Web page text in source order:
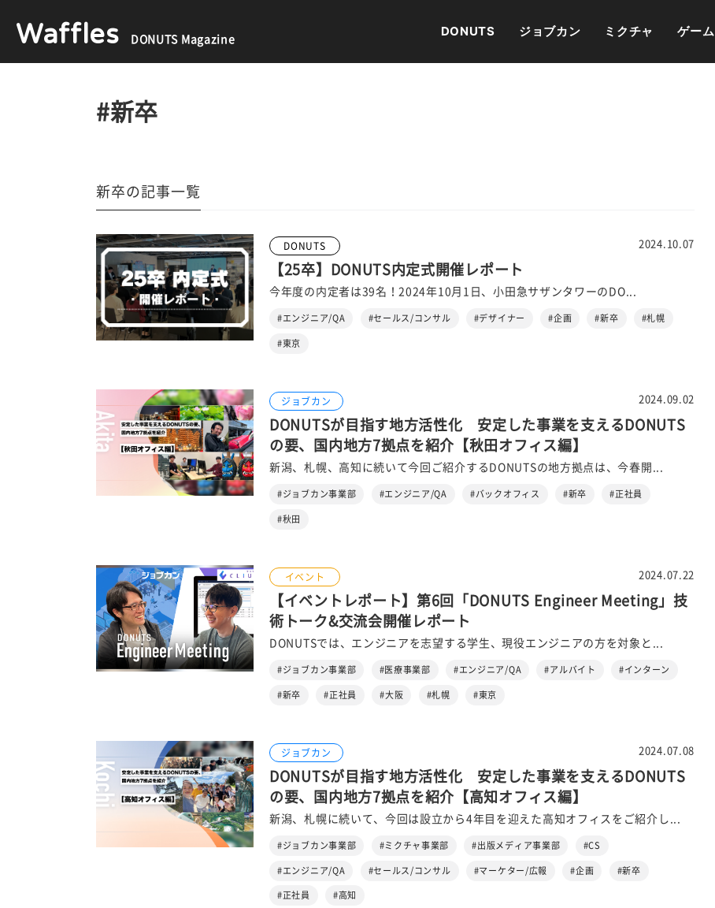
Waffles DONUTS Magazine
DONUTS ジョブカン ミクチャ ゲーム
#新卒
新卒の記事一覧
DONUTS 2024.10.07
【25卒】DONUTS内定式開催レポート
今年度の内定者は39名！2024年10月1日、小田急サザンタワーのDO...
#エンジニア/QA #セールス/コンサル #デザイナー #企画 #新卒 #札幌
#東京
ジョブカン 2024.09.02
DONUTSが目指す地方活性化 安定した事業を支えるDONUTS
の要、国内地方7拠点を紹介【秋田オフィス編】
新潟、札幌、高知に続いて今回ご紹介するDONUTSの地方拠点は、今春開...
#ジョブカン事業部 #エンジニア/QA #バックオフィス #新卒 #正社員
#秋田
イベント 2024.07.22
【イベントレポート】第6回「DONUTS Engineer Meeting」技
術トーク&交流会開催レポート
DONUTSでは、エンジニアを志望する学生、現役エンジニアの方を対象と...
#ジョブカン事業部 #医療事業部 #エンジニア/QA #アルバイト #インターン
#新卒 #正社員 #大阪 #札幌 #東京
ジョブカン 2024.07.08
DONUTSが目指す地方活性化 安定した事業を支えるDONUTS
の要、国内地方7拠点を紹介【高知オフィス編】
新潟、札幌に続いて、今回は設立から4年目を迎えた高知オフィスをご紹介し...
#ジョブカン事業部 #ミクチャ事業部 #出版メディア事業部 #CS
#エンジニア/QA #セールス/コンサル #マーケター/広報 #企画 #新卒
#正社員 #高知